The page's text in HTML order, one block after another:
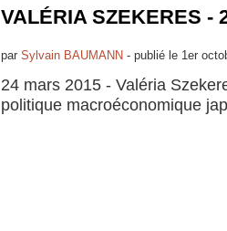
VALÉRIA SZEKERES -
par Sylvain BAUMANN - publié le 1er
24 mars 2015 - Valéria
politique macroéconomique